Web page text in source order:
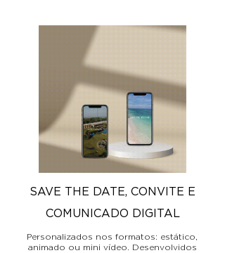
SAVE THE DATE, CONVITE E
COMUNICADO DIGITAL
Personalizados nos formatos: estático,
animado ou mini vídeo. Desenvolvidos